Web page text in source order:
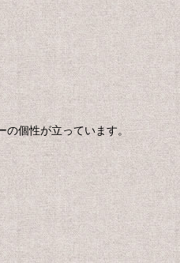
の個性が立っています。